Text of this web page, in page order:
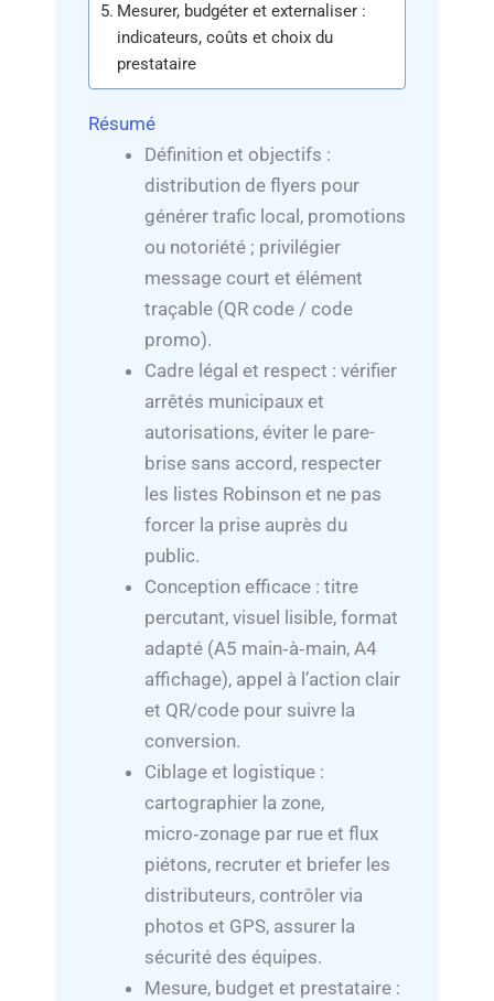
Mesurer, budgéter et externaliser :
indicateurs, coûts et choix du
prestataire
Résumé
Définition et objectifs :
distribution de flyers pour
générer trafic local, promotions
ou notoriété ; privilégier
message court et élément
traçable (QR code / code
promo).
Cadre légal et respect : vérifier
arrêtés municipaux et
autorisations, éviter le pare-
brise sans accord, respecter
les listes Robinson et ne pas
forcer la prise auprès du
public.
Conception efficace : titre
percutant, visuel lisible, format
adapté (A5 main‑à‑main, A4
affichage), appel à l’action clair
et QR/code pour suivre la
conversion.
Ciblage et logistique :
cartographier la zone,
micro‑zonage par rue et flux
piétons, recruter et briefer les
distributeurs, contrôler via
photos et GPS, assurer la
sécurité des équipes.
Mesure, budget et prestataire :